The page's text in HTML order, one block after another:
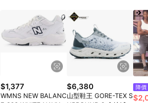
$1,377
WMNS NEW BALANC
$6,380
山型鞋王 GORE-TEX S
降價